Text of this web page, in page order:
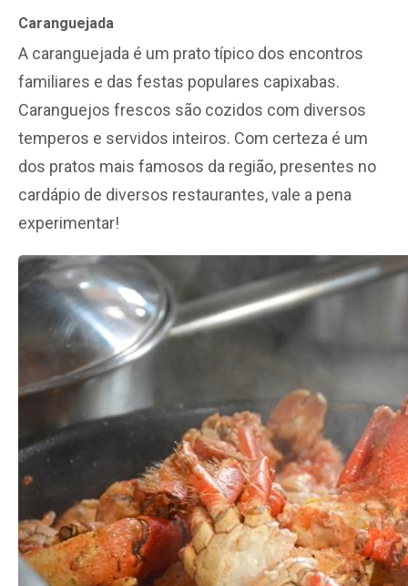
Caranguejada
A caranguejada é um prato típico dos encontros
familiares e das festas populares capixabas.
Caranguejos frescos são cozidos com diversos
temperos e servidos inteiros. Com certeza é um
dos pratos mais famosos da região, presentes no
cardápio de diversos restaurantes, vale a pena
experimentar!